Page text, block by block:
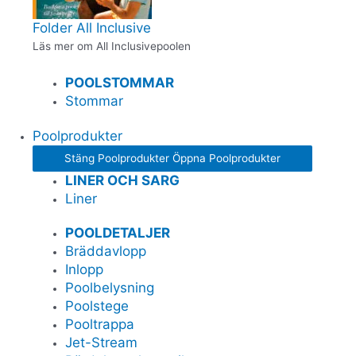
Folder All Inclusive
Läs mer om All Inclusivepoolen
POOLSTOMMAR
Stommar
Poolprodukter
Stäng Poolprodukter Öppna Poolprodukter
LINER OCH SARG
Liner
POOLDETALJER
Bräddavlopp
Inlopp
Poolbelysning
Poolstege
Pooltrappa
Jet-Stream